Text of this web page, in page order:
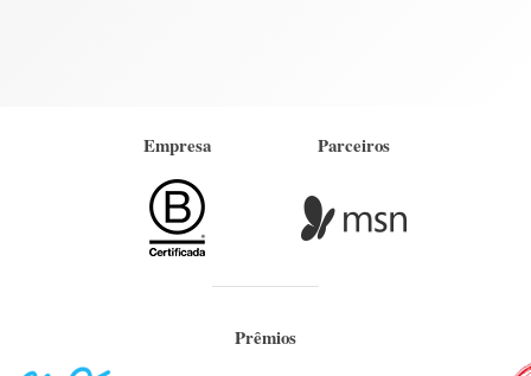
Empresa Parceiros
Prêmios